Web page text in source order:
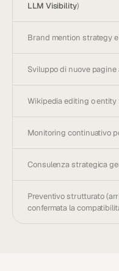
LLM Visibility)
Brand mention strategy
Sviluppo di nuove
Wikipedia editing o
Monitoring continuativo
Consulenza strategica
Preventivo strutturato
confermata la